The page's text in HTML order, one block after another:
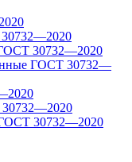
30732—2020
ГОСТ 30732—
30732—2020